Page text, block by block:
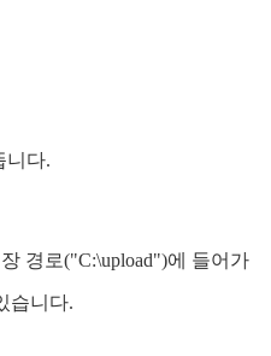
니다.
경로("C:\upload")에 들어가
습니다.